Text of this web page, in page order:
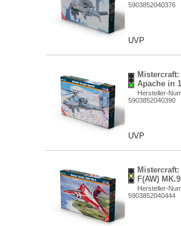
5903852040376
UVP
Apache in
Hersteller-
5903852040390
UVP
F(AW)
Hersteller-
5903852040444